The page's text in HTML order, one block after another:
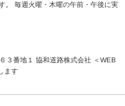
。 毎週火曜・木曜の午前・午後に実
３番地１ 協和道路株式会社 ＜WEB
ます